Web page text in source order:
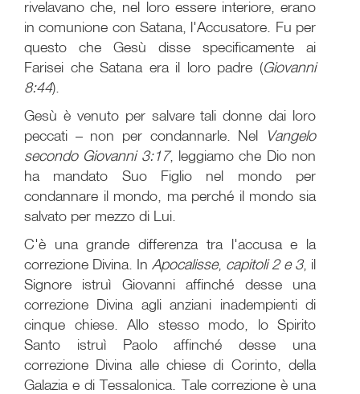
rivelavano che, nel loro essere interiore, erano
in comunione con Satana, l'Accusatore. Fu per
questo che Gesù disse specificamente ai
Farisei che Satana era il loro padre (Giovanni
8:44).
Gesù è venuto per salvare tali donne dai loro
peccati – non per condannarle. Nel
Vangelo
secondo Giovanni 3:17, leggiamo che Dio non
ha mandato Suo Figlio nel mondo per
condannare il mondo, ma perché il mondo sia
salvato per mezzo di Lui.
C'è una grande differenza tra l'accusa e la
correzione Divina. In Apocalisse, capitoli 2 e 3, il
Signore istruì Giovanni affinché desse una
correzione Divina agli anziani inadempienti di
cinque chiese. Allo stesso modo, lo Spirito
Santo istruì Paolo affinché desse una
correzione Divina alle chiese di Corinto, della
Galazia e di Tessalonica. Tale correzione è una